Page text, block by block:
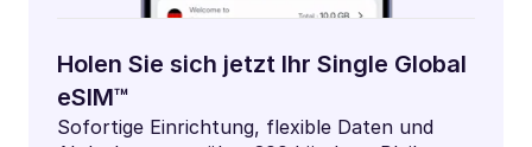
Holen Sie sich jetzt Ihr Single Global
eSIM™
Sofortige Einrichtung, flexible Daten und